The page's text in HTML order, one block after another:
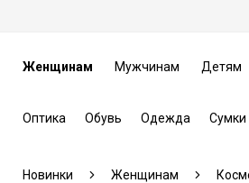
Женщинам Мужчинам Детям
Оптика Обувь Одежда Сумки
Новинки Женщинам